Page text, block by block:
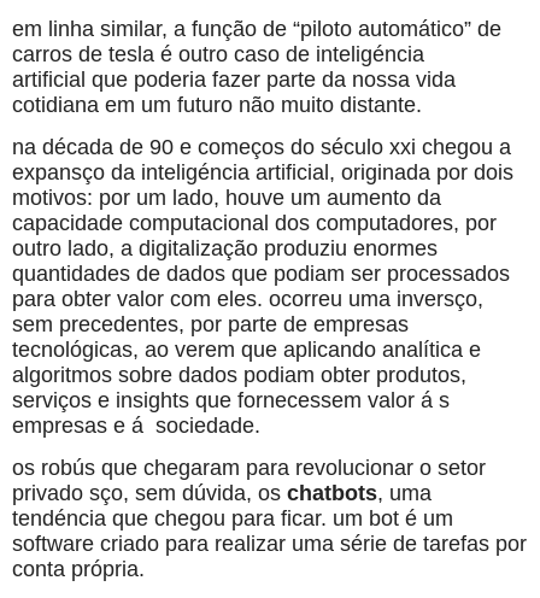
em linha similar, a função de “piloto automático” de
carros de tesla é outro caso de inteligéncia
artificial que poderia fazer parte da nossa vida
cotidiana em um futuro não muito distante.
na década de 90 e começos do século xxi chegou a
expansço da inteligéncia artificial, originada por dois
motivos: por um lado, houve um aumento da
capacidade computacional dos computadores, por
outro lado, a digitalização produziu enormes
quantidades de dados que podiam ser processados
para obter valor com eles. ocorreu uma inversço,
sem precedentes, por parte de empresas
tecnológicas, ao verem que aplicando analítica e
algoritmos sobre dados podiam obter produtos,
serviços e insights que fornecessem valor á s
empresas e á sociedade.
os robús que chegaram para revolucionar o setor
privado sço, sem dúvida, os chatbots, uma
tendéncia que chegou para ficar. um bot é um
software criado para realizar uma série de tarefas por
conta própria.